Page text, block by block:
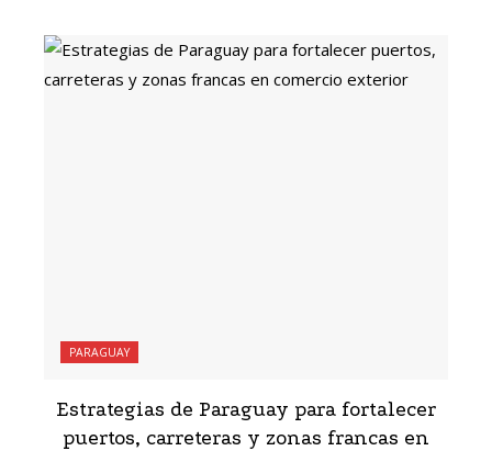
PARAGUAY
Estrategias de Paraguay para fortalecer
puertos, carreteras y zonas francas en